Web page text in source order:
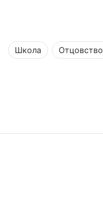
Школа Отцовство